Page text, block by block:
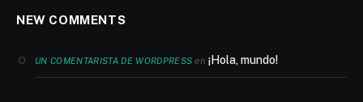
NEW COMMENTS
UN COMENTARISTA DE WORDPRESS en¡Hola, mundo!